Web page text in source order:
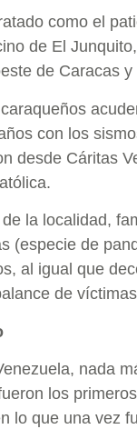
como el
de El
de Caracas
con los
desde Cáritas
la localidad,
(especie de
al igual que
de
nada
los
lo que una vez